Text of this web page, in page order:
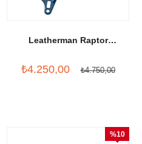
Leatherman Raptor
₺4.250,00 ₺4.750,00
%10